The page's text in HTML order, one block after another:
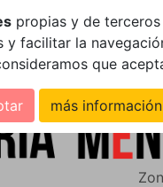
propias y de
y facilitar la
que
más información